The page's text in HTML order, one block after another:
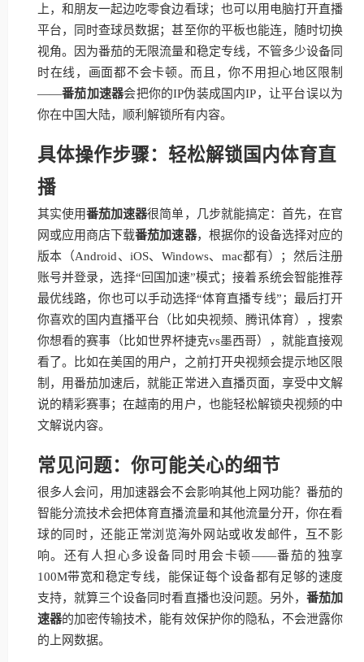
上，和朋友一起边吃零食边看球；也可以用电脑打开直播
平台，同时查球员数据；甚至你的平板也能连，随时切换
视角。因为番茄的无限流量和稳定专线，不管多少设备同
时在线，画面都不会卡顿。而且，你不用担心地区限制
——番茄加速器会把你的IP伪装成国内IP，让平台误以为
你在中国大陆，顺利解锁所有内容。
具体操作步骤：轻松解锁国内体育直
播
其实使用番茄加速器很简单，几步就能搞定：首先，在官
网或应用商店下载番茄加速器，根据你的设备选择对应的
版本（Android、iOS、Windows、mac都有）；然后注册
账号并登录，选择“回国加速”模式；接着系统会智能推荐
最优线路，你也可以手动选择“体育直播专线”；最后打开
你喜欢的国内直播平台（比如央视频、腾讯体育），搜索
你想看的赛事（比如世界杯捷克vs墨西哥），就能直接观
看了。比如在美国的用户，之前打开央视频会提示地区限
制，用番茄加速后，就能正常进入直播页面，享受中文解
说的精彩赛事；在越南的用户，也能轻松解锁央视频的中
文解说内容。
常见问题：你可能关心的细节
很多人会问，用加速器会不会影响其他上网功能？番茄的
智能分流技术会把体育直播流量和其他流量分开，你在看
球的同时，还能正常浏览海外网站或收发邮件，互不影
响。还有人担心多设备同时用会卡顿——番茄的独享
100M带宽和稳定专线，能保证每个设备都有足够的速度
支持，就算三个设备同时看直播也没问题。另外， 番茄加
速器的加密传输技术，能有效保护你的隐私，不会泄露你
的上网数据。